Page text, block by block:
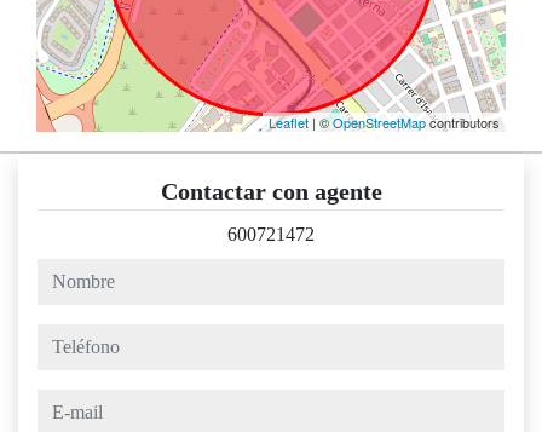
Leaflet | ©OpenStreetMapcontributors
Contactar con agente
600721472
nombre
teléfono
e-mail